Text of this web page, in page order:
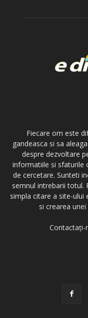
Fiecare om este
gandeasca si sa
despre dezvoltare
informatiile si sfaturile
de cercetare. Sunteti
semnul intrebarii totul.
simpla citare a site-ului
si crearea
Contactați-